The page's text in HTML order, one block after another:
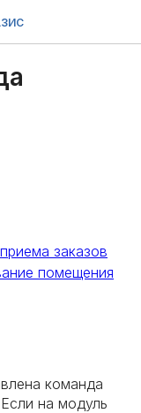
заказов
помещения
команда
на модуль